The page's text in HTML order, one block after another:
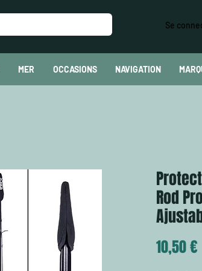
Se
MER OCCASIONS NAVIGATION
Rod
10,50 €